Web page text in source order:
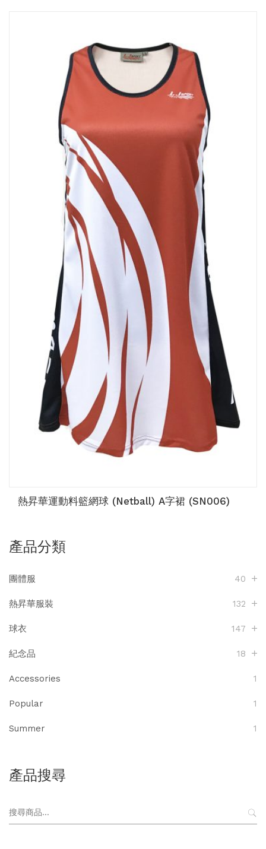
熱昇華運動料籃網球 (Netball) A字裙 (SN006)
產品分類
團體服 40
熱昇華服裝 132
球衣 147
紀念品 18
Accessories 1
Popular 1
Summer 1
產品搜尋
搜
尋